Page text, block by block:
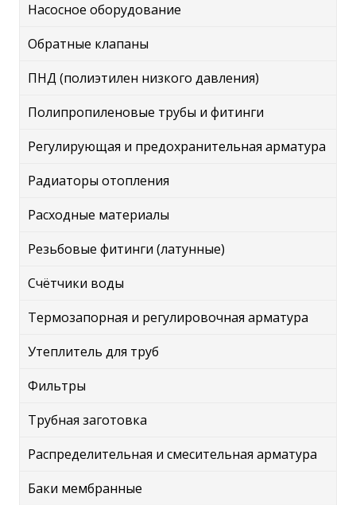
Насосное оборудование
Обратные клапаны
ПНД (полиэтилен низкого давления)
Полипропиленовые трубы и фитинги
Регулирующая и предохранительная арматура
Радиаторы отопления
Расходные материалы
Резьбовые фитинги (латунные)
Счётчики воды
Термозапорная и регулировочная арматура
Утеплитель для труб
Фильтры
Трубная заготовка
Распределительная и смесительная арматура
Баки мембранные